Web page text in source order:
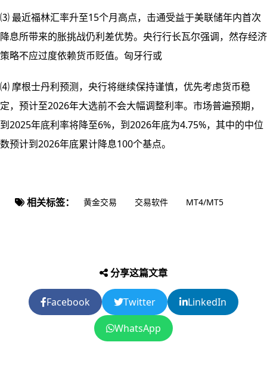
⑶ 最近福林汇率升至15个月高点，击通受益于美联储年内首次
降息所带来的胀挑战仍利差优势。央行行长瓦尔强调，然存经济
策略不应过度依赖货币贬值。匈牙行或
⑷ 摩根士丹利预测，央行将继续保持谨慎，优先考虑货币稳
定，预计至2026年大选前不会大幅调整利率。市场普遍预期，
到2025年底利率将降至6%，到2026年底为4.75%，其中的中位
数预计到2026年底累计降息100个基点。
相关标签： 黄金交易 交易软件 MT4/MT5
分享这篇文章
Facebook Twitter
LinkedIn
WhatsApp